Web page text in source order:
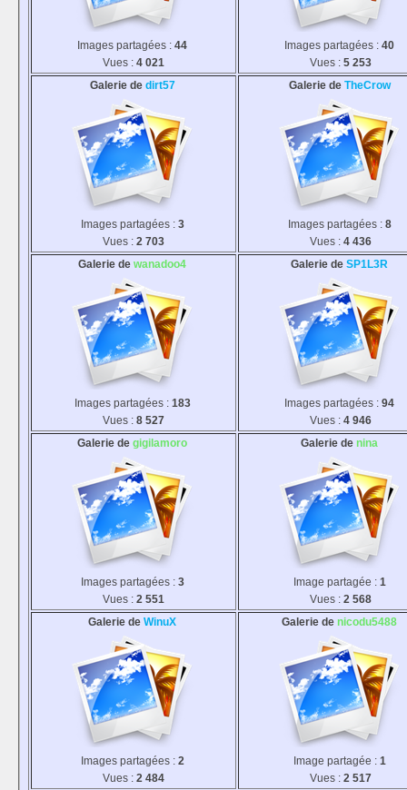
Images partagées : 44
Vues : 4 021
Images partagées : 40
Vues : 5 253
Galerie de dirt57
Images partagées : 3
Vues : 2 703
Galerie de TheCrow
Images partagées : 8
Vues : 4 436
Galerie de wanadoo4
Images partagées : 183
Vues : 8 527
Galerie de SP1L3R
Images partagées : 94
Vues : 4 946
Galerie de gigilamoro
Images partagées : 3
Vues : 2 551
Galerie de nina
Image partagée : 1
Vues : 2 568
Galerie de WinuX
Images partagées : 2
Vues : 2 484
Galerie de nicodu5488
Image partagée : 1
Vues : 2 517